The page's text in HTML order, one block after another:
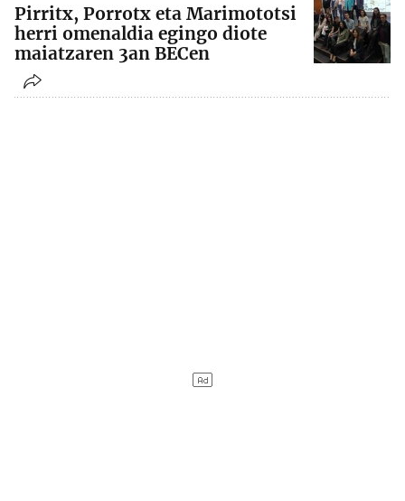
Pirritx, Porrotx eta Marimototsi
herri omenaldia egingo diote
maiatzaren 3an BECen